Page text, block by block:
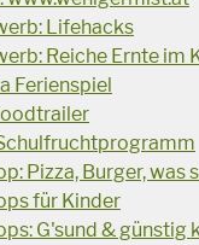
Lifehacks
Reiche Ernte im
Ferienspiel
Pizza, Burger, was
für Kinder
G'sund & günstig